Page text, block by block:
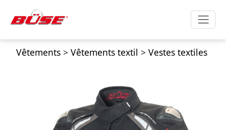
Vêtements> Vêtements textil > Vestes textiles